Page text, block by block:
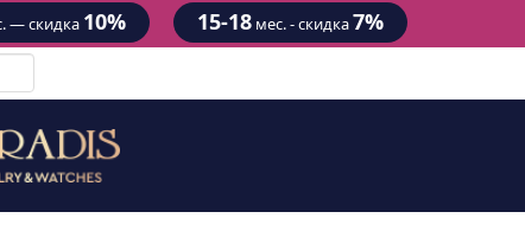
— скидка 10% 15-18мес. - скидка7%